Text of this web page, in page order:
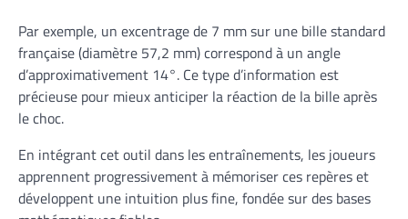
Par exemple, un excentrage de 7 mm sur une bille standard
française (diamètre 57,2 mm) correspond à un angle
d’approximativement 14°. Ce type d’information est
précieuse pour mieux anticiper la réaction de la bille après
le choc.
En intégrant cet outil dans les entraînements, les joueurs
apprennent progressivement à mémoriser ces repères et
développent une intuition plus fine, fondée sur des bases